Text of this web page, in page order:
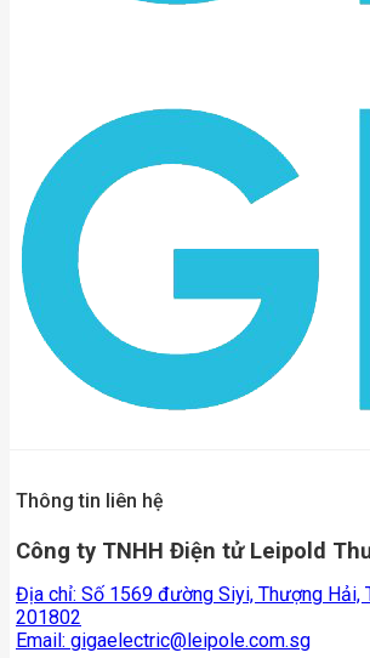
Thông tin liên hệ
Công ty TNHH Điện tử Leipold
Địa chỉ: Số 1569 đường Siyi, Thượng Hải,
201802
Email: gigaelectric@leipole.com.sg